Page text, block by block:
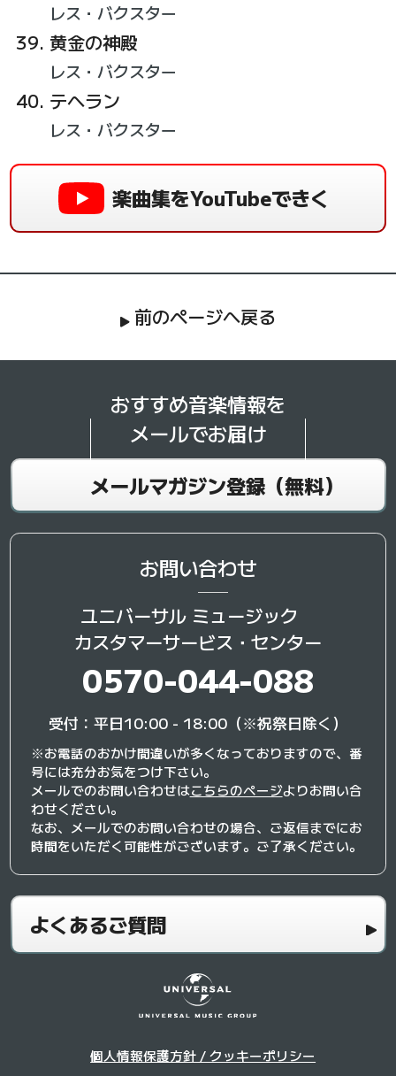
レス・バクスター
黄金の神殿
レス・バクスター
テヘラン
レス・バクスター
楽曲集をYouTubeできく
前のページへ戻る
おすすめ音楽情報を
メールでお届け
メールマガジン登録（無料）
お問い合わせ
ユニバーサル ミュージック
カスタマーサービス・センター
0570-044-088
受付：平日10:00 - 18:00（※祝祭日除く）
※お電話のおかけ間違いが多くなっておりますので、番
号には充分お気をつけ下さい。
メールでのお問い合わせはこちらのページよりお問い合
わせください。
なお、メールでのお問い合わせの場合、ご返信までにお
時間をいただく可能性がございます。ご了承ください。
よくあるご質問
個人情報保護方針 / クッキーポリシー